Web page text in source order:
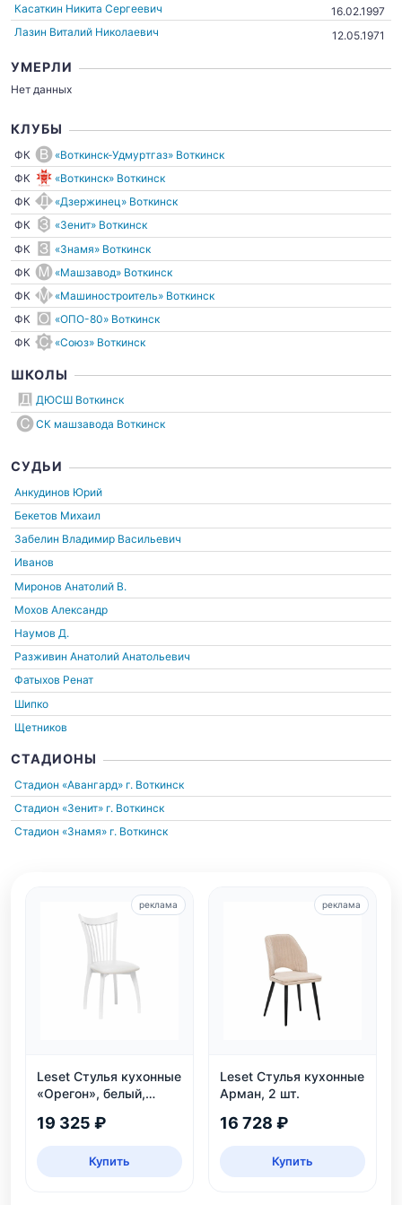
Касаткин Никита Сергеевич
16.02.1997
Лазин Виталий Николаевич
12.05.1971
УМЕРЛИ
Нет данных
КЛУБЫ
ФК
«Воткинск-Удмуртгаз» Воткинск
ФК
«Воткинск» Воткинск
ФК
«Дзержинец» Воткинск
ФК
«Зенит» Воткинск
ФК
«Знамя» Воткинск
ФК
«Машзавод» Воткинск
ФК
«Машиностроитель» Воткинск
ФК
«ОПО-80» Воткинск
ФК
«Союз» Воткинск
ШКОЛЫ
ДЮСШ Воткинск
СК машзавода Воткинск
СУДЬИ
Анкудинов Юрий
Бекетов Михаил
Забелин Владимир Васильевич
Иванов
Миронов Анатолий В.
Мохов Александр
Наумов Д.
Разживин Анатолий Анатольевич
Фатыхов Ренат
Шипко
Щетников
СТАДИОНЫ
Стадион «Авангард» г. Воткинск
Стадион «Зенит» г. Воткинск
Стадион «Знамя» г. Воткинск
Leset Стулья кухонные
«Орегон», белый,
19 325 ₽
Купить
реклама
Leset Стулья кухонные
Арман, 2 шт.
16 728 ₽
Купить
реклама